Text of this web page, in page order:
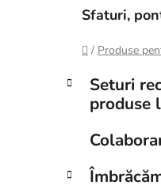
Sfaturi,
Acasă
/ Produse
B
a
peste
categorii
C
a
r
Seturi
produse